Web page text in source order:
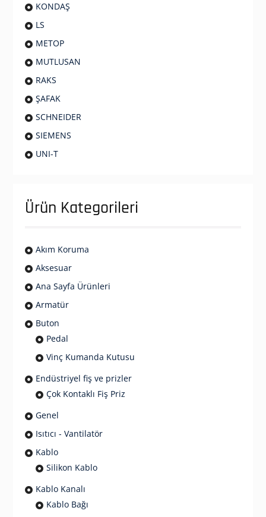
KONDAŞ
LS
METOP
MUTLUSAN
RAKS
ŞAFAK
SCHNEIDER
SIEMENS
UNI-T
Ürün Kategorileri
Akım Koruma
Aksesuar
Ana Sayfa Ürünleri
Armatür
Buton
Pedal
Vinç Kumanda Kutusu
Endüstriyel fiş ve prizler
Çok Kontaklı Fiş Priz
Genel
Isıtıcı - Vantilatör
Kablo
Silikon Kablo
Kablo Kanalı
Kablo Bağı